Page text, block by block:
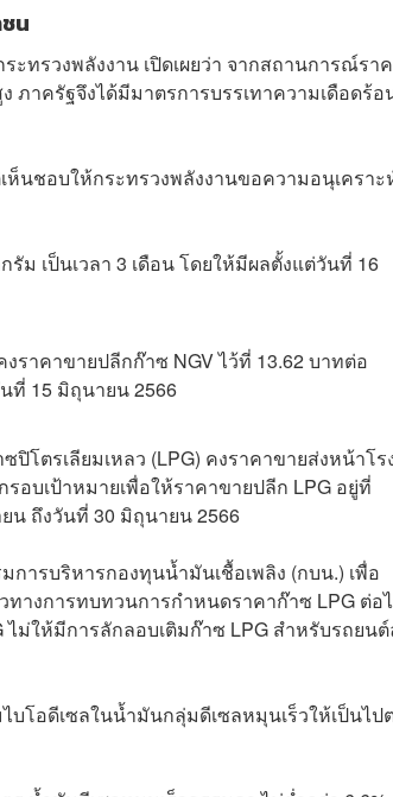
น
ทรวงพลังงาน เปิดเผยว่า จากสถานการณ์รา
ภาครัฐจึงได้มีมาตรการบรรเทาความเดือดร้อ
นชอบให้กระทรวงพลังงานขอความอนุเคราะ
ม เป็นเวลา 3 เดือน โดยให้มีผลตั้งแต่วันที่ 16
ราคาขายปลีกก๊าซ NGV ไว้ที่ 13.62 บาทต่อ
ที่ 15 มิถุนายน 2566
ตรเลียมเหลว (LPG) คงราคาขายส่งหน้าโร
อบเป้าหมายเพื่อให้ราคาขายปลีก LPG อยู่ที่
น ถึงวันที่ 30 มิถุนายน 2566
ารบริหารกองทุนน้ำมันเชื้อเพลิง (กบน.) เพื่อ
างการทบทวนการกำหนดราคาก๊าซ LPG ต่อ
ม่ให้มีการลักลอบเติมก๊าซ LPG สำหรับรถยนต์
โอดีเซลในน้ำมันกลุ่มดีเซลหมุนเร็วให้เป็นไป